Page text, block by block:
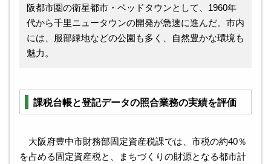
阪都市圏の衛星都市・ベッドタウンとして、1960年
代から千里ニュータウンの開発が急速に進んだ。市内
には、服部緑地などの公園も多く、自然豊かな環境も
魅力。
課税台帳と登記データの照合業務の実績を評価
大阪府豊中市財務部固定資産税課では、市税の約40％
を占める固定資産税と、まちづくりの財源となる都市計